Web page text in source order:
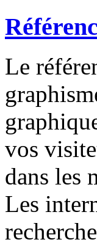
Le
vos
dans les
Les